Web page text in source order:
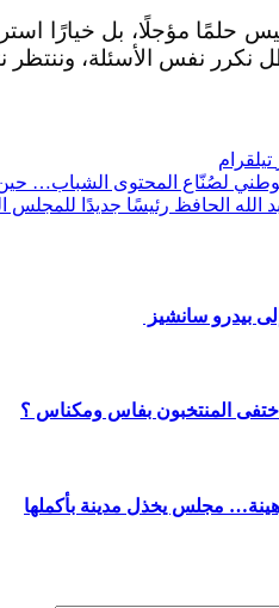
حلمًا مؤجلًا، بل خيارًا
نفس الأسئلة، وننتظر
تيلقرام
لصُنّاع المحتوى الشباب… حين
الحافظ رئيسًا جديدًا للمجلس
بيدرو سانشيز
المنتخبون بفاس ومكناس ؟
مجلس يخذل مدينة بأكملها